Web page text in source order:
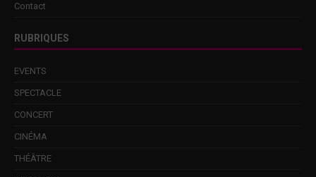
Contact
RUBRIQUES
EVENTS
SPECTACLE
CONCERT
CINÉMA
THÉÂTRE